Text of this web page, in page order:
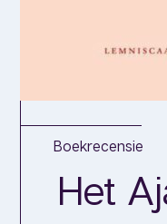
Het
Boekrecensie